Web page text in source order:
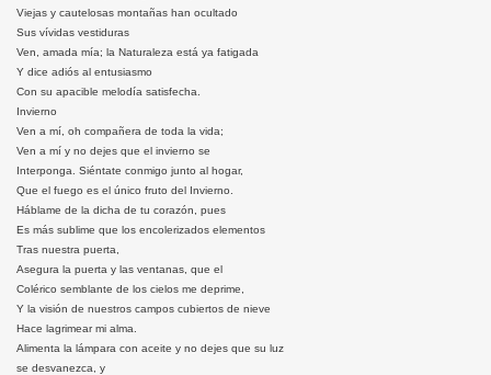
Viejas y cautelosas montañas han ocultado
Sus vívidas vestiduras
Ven, amada mía; la Naturaleza está ya fatigada
Y dice adiós al entusiasmo
Con su apacible melodía satisfecha.
Invierno
Ven a mí, oh compañera de toda la vida;
Ven a mí y no dejes que el invierno se
Interponga. Siéntate conmigo junto al hogar,
Que el fuego es el único fruto del Invierno.
Háblame de la dicha de tu corazón, pues
Es más sublime que los encolerizados elementos
Tras nuestra puerta,
Asegura la puerta y las ventanas, que el
Colérico semblante de los cielos me deprime,
Y la visión de nuestros campos cubiertos de nieve
Hace lagrimear mi alma.
Alimenta la lámpara con aceite y no dejes que su luz
se desvanezca, y